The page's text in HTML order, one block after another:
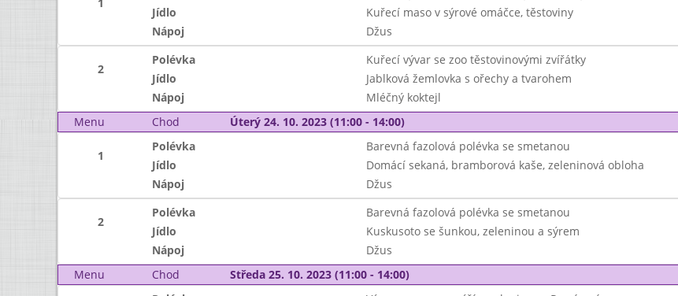
Jídlo
Kuřecí maso v sýrové omáčce, těstoviny
Nápoj
Džus
2
Polévka Kuřecí vývar se zoo těstovinovými zvířátky
Jídlo
Jablková žemlovka s ořechy a tvarohem
Nápoj
Mléčný koktejl
Menu
Chod Úterý 24. 10. 2023 (11:00 - 14:00)
1
Polévka Barevná fazolová polévka se smetanou
Jídlo
Domácí sekaná, bramborová kaše, zeleninová obloha
Nápoj
Džus
2
Polévka Barevná fazolová polévka se smetanou
Jídlo
Kuskusoto se šunkou, zeleninou a sýrem
Nápoj
Džus
Menu
Chod Středa 25. 10. 2023 (11:00 - 14:00)